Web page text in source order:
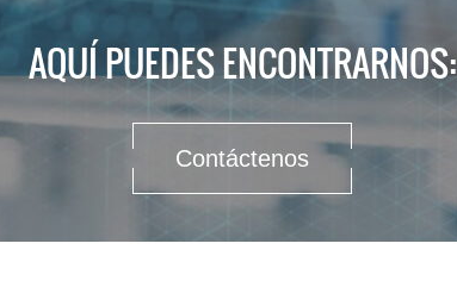
AQUÍ PUEDES ENCONTRARNOS:
Contáctenos